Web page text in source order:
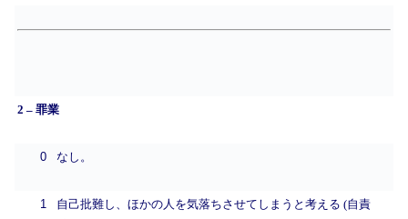
2 – 罪業
0 なし。
1
自己批難し、ほかの人を気落ちさせてしまうと考える (自責